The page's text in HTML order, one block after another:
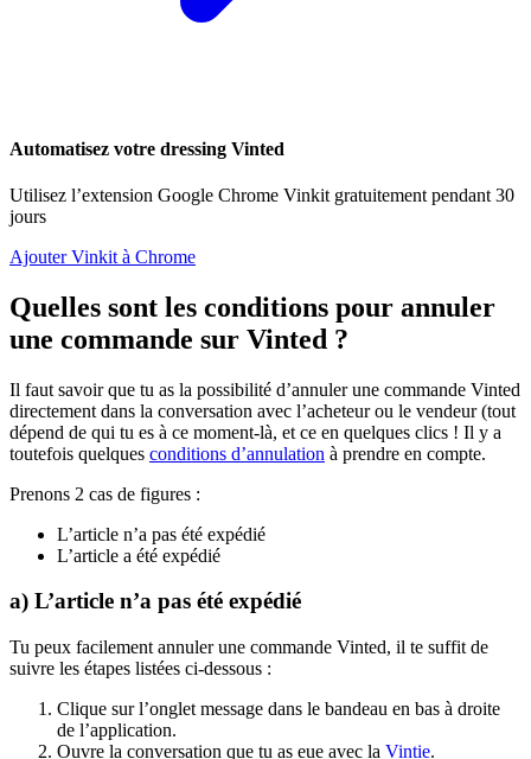
Automatisez votre dressing Vinted
Utilisez l’extension Google Chrome Vinkit gratuitement pendant 30
jours
Ajouter Vinkit à Chrome
Quelles sont les conditions pour annuler
une commande sur Vinted ?
Il faut savoir que tu as la possibilité d’annuler une commande Vinted
directement dans la conversation avec l’acheteur ou le vendeur (tout
dépend de qui tu es à ce moment-là, et ce en quelques clics ! Il y a
toutefois quelques conditions d’annulation à prendre en compte.
Prenons 2 cas de figures :
L’article n’a pas été expédié
L’article a été expédié
a) L’article n’a pas été expédié
Tu peux facilement annuler une commande Vinted, il te suffit de
suivre les étapes listées ci-dessous :
Clique sur l’onglet message dans le bandeau en bas à droite
de l’application.
Ouvre la conversation que tu as eue avec la Vintie.